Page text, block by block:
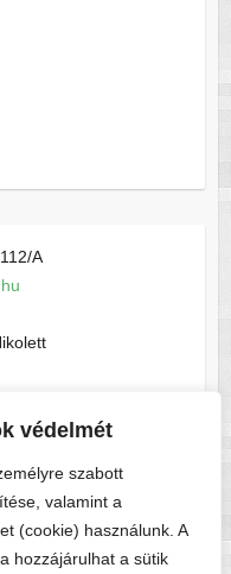
védelmét
szabott
valamint a
(cookie) használunk. A
hozzájárulhat a sütik
A